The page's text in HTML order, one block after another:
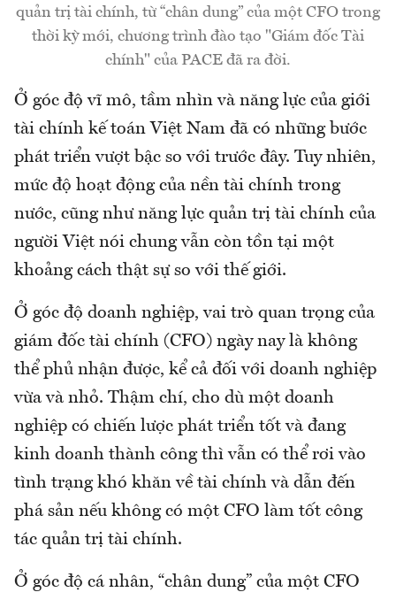
quản trị tài chính, từ “chân dung” của một CFO trong
thời kỳ mới, chương trình đào tạo "Giám đốc Tài
chính" của PACE đã ra đời.
Ở góc độ vĩ mô, tầm nhìn và năng lực của giới
tài chính kế toán Việt Nam đã có những bước
phát triển vượt bậc so với trước đây. Tuy nhiên,
mức độ hoạt động của nền tài chính trong
nước, cũng như năng lực quản trị tài chính của
người Việt nói chung vẫn còn tồn tại một
khoảng cách thật sự so với thế giới.
Ở góc độ doanh nghiệp, vai trò quan trọng của
giám đốc tài chính (CFO) ngày nay là không
thể phủ nhận được, kể cả đối với doanh nghiệp
vừa và nhỏ. Thậm chí, cho dù một doanh
nghiệp có chiến lược phát triển tốt và đang
kinh doanh thành công thì vẫn có thể rơi vào
tình trạng khó khăn về tài chính và dẫn đến
phá sản nếu không có một CFO làm tốt công
tác quản trị tài chính.
Ở góc độ cá nhân, “chân dung” của một CFO